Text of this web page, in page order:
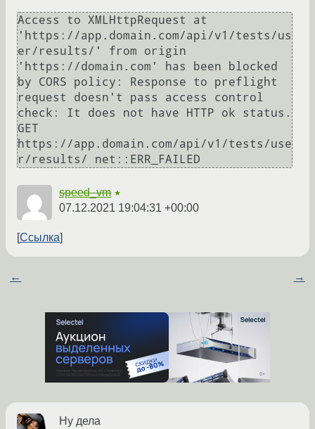
Access to XMLHttpRequest at
'https://app.domain.com/api/v1/tests/us
er/results/' from origin
'https://domain.com' has been blocked
by CORS policy: Response to preflight
request doesn't pass access control
check: It does not have HTTP ok status.
GET
https://app.domain.com/api/v1/tests/use
speed_vm ★
07.12.2021 19:04:31 +00:00
Ссылка
← →
Ну дела